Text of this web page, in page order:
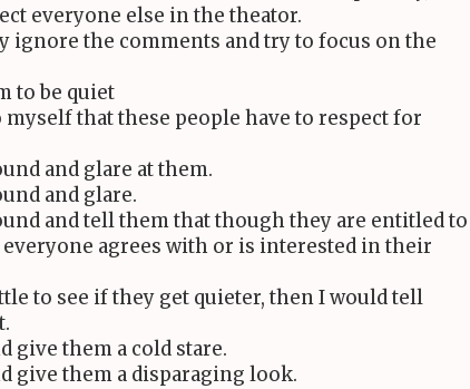
everyone else in the theator.
ignore the comments and try to focus on the
to be quiet
that these people have to respect for
and glare at them.
and glare.
and tell them that though they are entitled to
agrees with or is interested in their
to see if they get quieter, then I would tell
give them a cold stare.
give them a disparaging look.